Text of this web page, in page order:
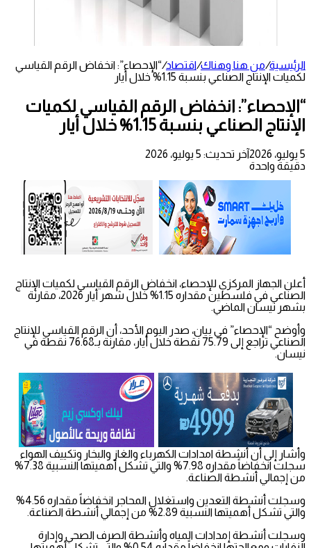
الرئيسية/من هنا وهناك/اقتصاد/“الإحصاء”: انخفاض الرقم القياسي
لكميات الإنتاج الصناعي بنسبة 1.15% خلال أيار
“الإحصاء”: انخفاض الرقم القياسي لكميات
الإنتاج الصناعي بنسبة 1.15% خلال أيار
5 يوليو، 2026
آخر تحديث: 5 يوليو، 2026
دقيقة واحدة
أعلن الجهاز المركزي للإحصاء، انخفاض الرقم القياسي لكميات الإنتاج
الصناعي في فلسطين مقداره 1.15% خلال شهر أيار 2026، مقارنة
بشهر نيسان الماضي.
وأوضح “الإحصاء” في بيان، صدر اليوم الأحد، أن الرقم القياسي للإنتاج
الصناعي تراجع إلى 75.79 نقطة خلال أيار، مقارنة بـ76.68 نقطة في
نيسان.
وأشار إلى أن أنشطة امدادات الكهرباء والغاز والبخار وتكييف الهواء
سجلت انخفاضاً مقداره 7.98% والتي تشكل أهميتها النسبية 7.38%
من إجمالي أنشطة الصناعة.
وسجلت أنشطة التعدين واستغلال المحاجر انخفاضاً مقداره 4.56%
والتي تشكل أهميتها النسبية 2.89% من إجمالي أنشطة الصناعة.
وسجلت أنشطة إمدادات المياه وأنشطة الصرف الصحي وإدارة